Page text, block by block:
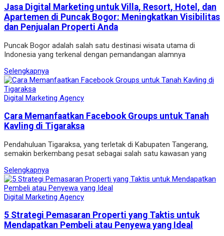
Jasa Digital Marketing untuk Villa, Resort, Hotel, dan
Apartemen di Puncak Bogor: Meningkatkan Visibilitas
dan Penjualan Properti Anda
Puncak Bogor adalah salah satu destinasi wisata utama di
Indonesia yang terkenal dengan pemandangan alamnya
Selengkapnya
Digital Marketing Agency
Cara Memanfaatkan Facebook Groups untuk Tanah
Kavling di Tigaraksa
Pendahuluan Tigaraksa, yang terletak di Kabupaten Tangerang,
semakin berkembang pesat sebagai salah satu kawasan yang
Selengkapnya
Digital Marketing Agency
5 Strategi Pemasaran Properti yang Taktis untuk
Mendapatkan Pembeli atau Penyewa yang Ideal